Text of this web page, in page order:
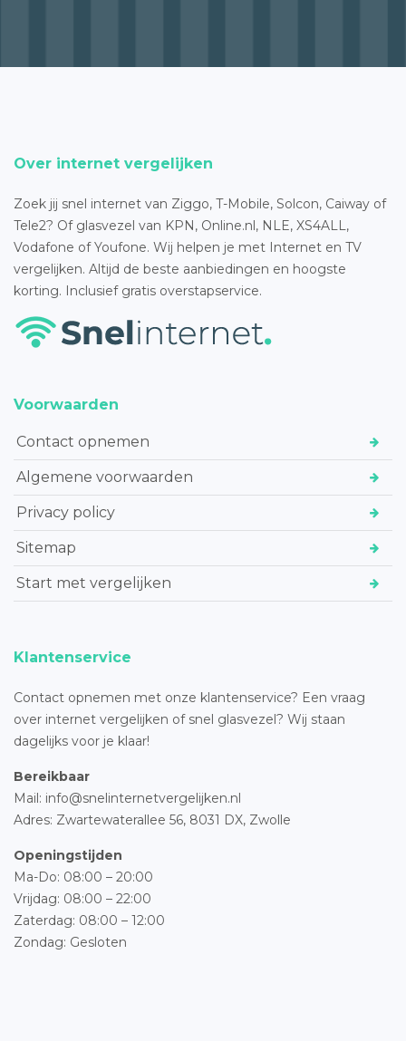
Over internet vergelijken
Zoek jij snel internet van Ziggo, T-Mobile, Solcon, Caiway of
Tele2? Of glasvezel van KPN, Online.nl, NLE, XS4ALL,
Vodafone of Youfone. Wij helpen je met Internet en TV
vergelijken. Altijd de beste aanbiedingen en hoogste
korting. Inclusief gratis overstapservice.
Voorwaarden
Contact opnemen
Algemene voorwaarden
Privacy policy
Sitemap
Start met vergelijken
Klantenservice
Contact opnemen met onze klantenservice? Een vraag
over internet vergelijken of snel glasvezel? Wij staan
dagelijks voor je klaar!
Bereikbaar
Mail: info@snelinternetvergelijken.nl
Adres: Zwartewaterallee 56, 8031 DX, Zwolle
Openingstijden
Ma-Do: 08:00 – 20:00
Vrijdag: 08:00 – 22:00
Zaterdag: 08:00 – 12:00
Zondag: Gesloten